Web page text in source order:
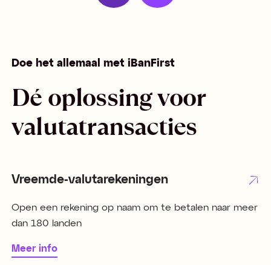
Doe het allemaal met iBanFirst
Dé oplossing voor
valutatransacties
Vreemde-valutarekeningen
Open een rekening op naam om te betalen naar meer
dan 180 landen
Meer info